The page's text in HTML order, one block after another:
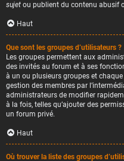
sujet ou publient du contenu abusif
Haut
Que sont les groupes d’utilisateurs ?
Les groupes permettent aux
des invités au forum et à ses
à un ou plusieurs groupes et
gestion des membres par
administrateurs de modifier
à la fois, telles qu’ajouter des
un forum privé.
Haut
Où trouver la liste des groupes